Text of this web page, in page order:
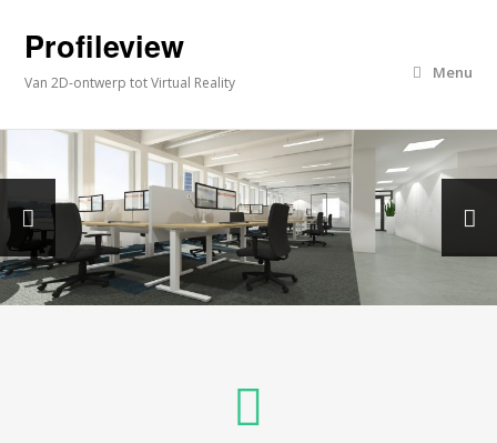
Profileview
Van 2D-ontwerp tot Virtual Reality
Menu